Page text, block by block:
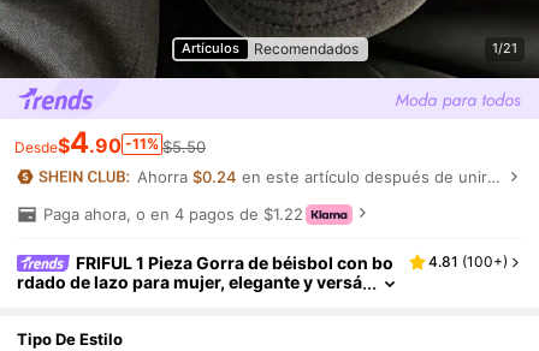
Artículos Recomendados 1/21
Desde$4.90 -11% $5.50
Ahorra $0.24 en este artículo después de unirte.
Paga ahora, o en 4 pagos de $1.22
FRIFUL 1 Pieza Gorra de béisbol con bo
rdado de lazo para mujer, elegante y versá
4.81 (100+)
Tipo De Estilo